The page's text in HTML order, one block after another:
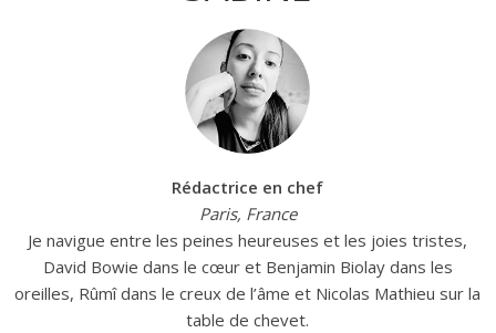
Rédactrice en chef
Paris, France
Je navigue entre les peines heureuses et les joies tristes,
David Bowie dans le cœur et Benjamin Biolay dans les
oreilles, Rûmî dans le creux de l’âme et Nicolas Mathieu sur la
table de chevet.